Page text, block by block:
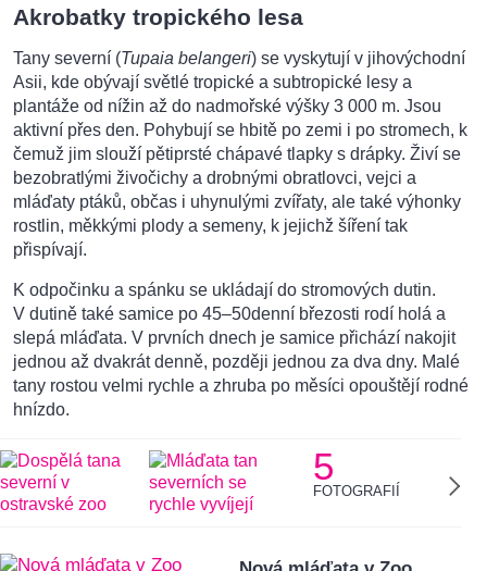
Akrobatky tropického lesa
Tany severní (Tupaia belangeri) se vyskytují v jihovýchodní
Asii, kde obývají světlé tropické a subtropické lesy a
plantáže od nížin až do nadmořské výšky 3 000 m. Jsou
aktivní přes den. Pohybují se hbitě po zemi i po stromech, k
čemuž jim slouží pětiprsté chápavé tlapky s drápky. Živí se
bezobratlými živočichy a drobnými obratlovci, vejci a
mláďaty ptáků, občas i uhynulými zvířaty, ale také výhonky
rostlin, měkkými plody a semeny, k jejichž šíření tak
přispívají.
K odpočinku a spánku se ukládají do stromových dutin.
V dutině také samice po 45–50denní březosti rodí holá a
slepá mláďata. V prvních dnech je samice přichází nakojit
jednou až dvakrát denně, později jednou za dva dny. Malé
tany rostou velmi rychle a zhruba po měsíci opouštějí rodné
hnízdo.
5
FOTOGRAFIÍ